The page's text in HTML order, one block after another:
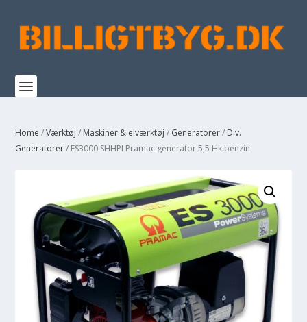
Home /Værktøj / Maskiner & elværktøj / Generatorer/ Div.
Generatorer/ ES3000 SHHPI Pramac generator 5,5 Hk benzin